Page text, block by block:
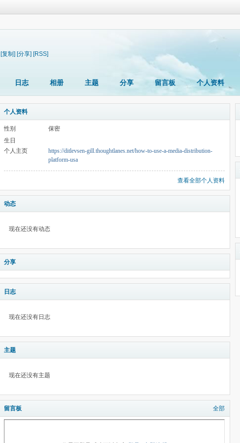
[复制] [分享] [RSS]
日志 相册 主题 分享 留言板 个人资料
个人资料
性别
保密
生日
个人主页
https://ditlevsen-gill.thoughtlanes.net/how-to-use-a-media-distribution-
platform-usa
查看全部个人资料
动态
现在还没有动态
分享
日志
现在还没有日志
主题
现在还没有主题
留言板 全部